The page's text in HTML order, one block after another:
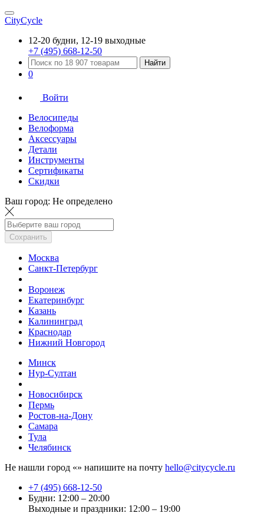
CityCycle
12-20 будни, 12-19 выходные
+7 (495) 668-12-50
Найти
0
Войти
Велосипеды
Велоформа
Аксессуары
Детали
Инструменты
Сертификаты
Скидки
Ваш город: Не определено
Сохранить
Москва
Санкт-Петербург
Воронеж
Екатеринбург
Казань
Калининград
Краснодар
Нижний Новгород
Минск
Нур-Султан
Новосибирск
Пермь
Ростов-на-Дону
Самара
Тула
Челябинск
Не нашли город «» напишите на почту hello@citycycle.ru
+7 (495) 668-12-50
Будни: 12:00 – 20:00
Выходные и праздники: 12:00 – 19:00